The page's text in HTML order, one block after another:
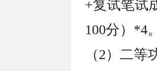
+复试笔试
100分）*4。
（2）二